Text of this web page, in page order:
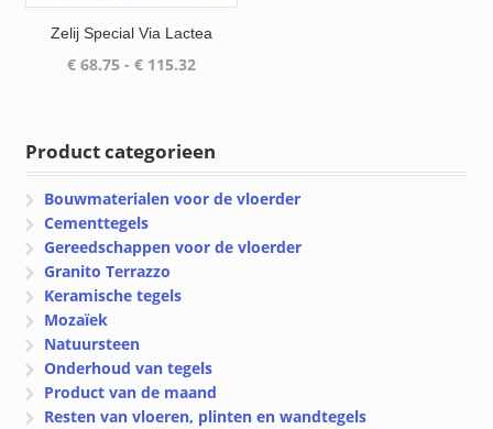
Zelij Special Via Lactea
€68.75 - €115.32Prijsklasse:
Product categorieen
Bouwmaterialen voor de vloerder
Cementtegels
Gereedschappen voor de vloerder
Granito Terrazzo
Keramische tegels
Mozaïek
Natuursteen
Onderhoud van tegels
Product van de maand
Resten van vloeren, plinten en wandtegels